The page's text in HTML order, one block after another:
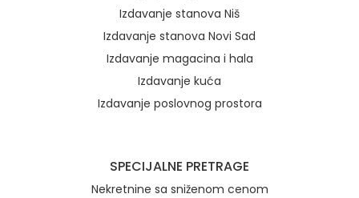
Izdavanje stanova Niš
Izdavanje stanova Novi Sad
Izdavanje magacina i hala
Izdavanje kuća
Izdavanje poslovnog prostora
SPECIJALNE PRETRAGE
Nekretnine sa sniženom cenom